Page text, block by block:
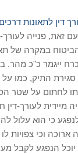
דין לתאונות דרכים
זאת, פנייה לעורך-
במקרה של
ייגמר כ"כ מהר.
התיק, כמו על
לחתום על שטר
מיידית לעורך-
כי הוא עלול
וכי צפויות
הנפגע לקבל